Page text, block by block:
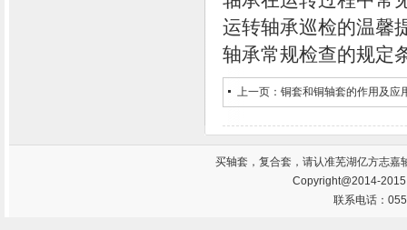
运转轴承巡检的温馨
轴承常规检查的规定
上一页： 铜套和铜轴套的作用及应
买轴套 ， 复合套 ，请认准芜湖亿方志嘉
Copyright@2014-
联系电话：